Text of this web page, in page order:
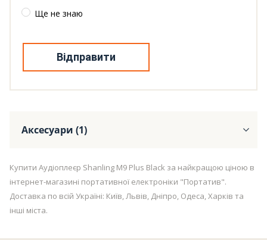
Ще не знаю
Відправити
Аксесуари (1)
Купити Аудіоплеєр Shanling M9 Plus Black за найкращою ціною в
інтернет-магазині портативної електроніки "Портатив".
Доставка по всій Україні: Київ, Львів, Дніпро, Одеса, Харків та
інші міста.